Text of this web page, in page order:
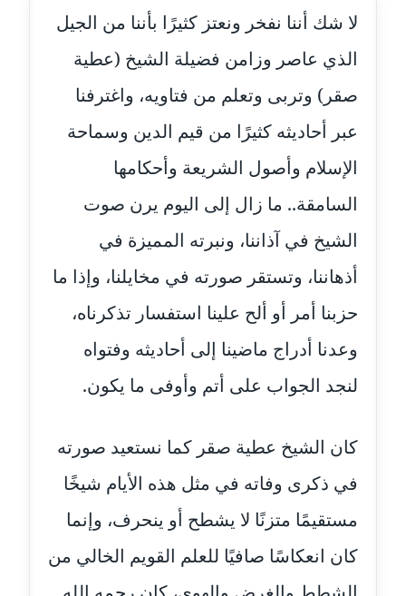
مدونة احمد كريدي
مدونة أحمد مليجي
عاملة
مدونة اريج الشرفا
مدونة اسراء كمال
عاملة
مدونة اسلام أبو علم
عاملة
مدونة اسماء خوجة
عاملة
مدونة أسماء كاشف
عاملة
مدونة أسماء نور الدين
عاملة
مدونة اسماعيل ابو زيد
عاملة
لا شك أننا نفخر ونعتز كثيرًا بأننا من الجيل
الذي عاصر وزامن فضيلة الشيخ (عطية
صقر) وتربى وتعلم من فتاويه، واغترفنا
عبر أحاديثه كثيرًا من قيم الدين وسماحة
الإسلام وأصول الشريعة وأحكامها
السامقة.. ما زال إلى اليوم يرن صوت
الشيخ في آذاننا، ونبرته المميزة في
أذهاننا، وتستقر صورته في مخايلنا، وإذا ما
حزبنا أمر أو ألح علينا استفسار تذكرناه،
وعدنا أدراج ماضينا إلى أحاديثه وفتواه
لنجد الجواب على أتم وأوفى ما يكون.
كان الشيخ عطية صقر كما نستعيد صورته
في ذكرى وفاته في مثل هذه الأيام شيخًا
مستقيمًا متزنًا لا يشطح أو ينحرف، وإنما
كان انعكاسًا صافيًا للعلم القويم الخالي من